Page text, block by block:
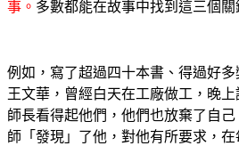
事。 多數都能在故事中找到這三個關
例如，寫了超過四十本書、得過好
王文華，曾經白天在工廠做工，晚
師長看得起他們，他們也放棄了自
師「發現」了他，對他有所要求，